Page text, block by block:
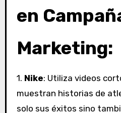
en
Marketing:
1. Nike: Utiliza videos
muestran historias de
solo sus éxitos sino